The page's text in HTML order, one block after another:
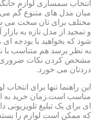
انتخاب سمساری لوازم
میان مدل های متنوع گم
مختلف برای تان سخت می
و تمجید از مدل تازه به
شود که بخواهید با بودجه
به نظر برسد هم متناسب با
مشخص کردن نکات ضروری
دردتان می خورد.
این راهنما تنها برای انتخاب
مناسب است.زمان خرید به
ای برای یک تبلیغ تلویزیونی
که ممکن است لوازم را بسته